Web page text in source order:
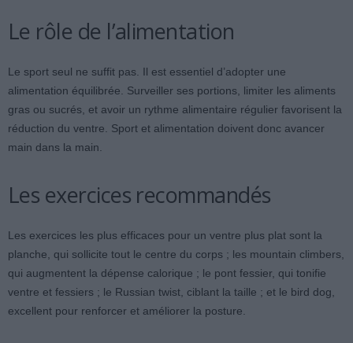
Le rôle de l’alimentation
Le sport seul ne suffit pas. Il est essentiel d’adopter une
alimentation équilibrée. Surveiller ses portions, limiter les aliments
gras ou sucrés, et avoir un rythme alimentaire régulier favorisent la
réduction du ventre. Sport et alimentation doivent donc avancer
main dans la main.
Les exercices recommandés
Les exercices les plus efficaces pour un ventre plus plat sont la
planche, qui sollicite tout le centre du corps ; les mountain climbers,
qui augmentent la dépense calorique ; le pont fessier, qui tonifie
ventre et fessiers ; le Russian twist, ciblant la taille ; et le bird dog,
excellent pour renforcer et améliorer la posture.